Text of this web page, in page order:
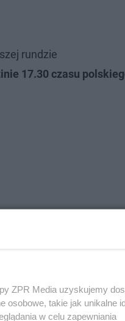
rundzie
17.30 czasu
ZPR Media uzyskujemy
osobowe, takie jak unikalne
w celu zapewniania